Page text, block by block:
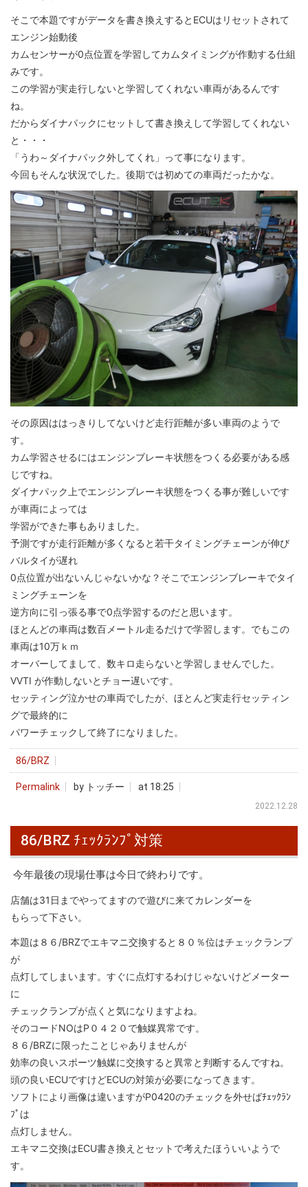
そこで本題ですがデータを書き換えするとECUはリセットされて
エンジン始動後
カムセンサーが0点位置を学習してカムタイミングが作動する仕組
みです。
この学習が実走行しないと学習してくれない車両があるんです
ね。
だからダイナパックにセットして書き換えして学習してくれない
と・・・
「うわ～ダイナパック外してくれ」って事になります。
今回もそんな状況でした。後期では初めての車両だったかな。
その原因ははっきりしてないけど走行距離が多い車両のようで
す。
カム学習させるにはエンジンブレーキ状態をつくる必要がある感
じですね。
ダイナパック上でエンジンブレーキ状態をつくる事が難しいです
が車両によっては
学習ができた事もありました。
予測ですが走行距離が多くなると若干タイミングチェーンが伸び
バルタイが遅れ
0点位置が出ないんじゃないかな？そこでエンジンブレーキでタイ
ミングチェーンを
逆方向に引っ張る事で0点学習するのだと思います。
ほとんどの車両は数百メートル走るだけで学習します。でもこの
車両は10万ｋｍ
オーバーしてまして、数キロ走らないと学習しませんでした。
VVTI が作動しないとチョー遅いです。
セッティング泣かせの車両でしたが、ほとんど実走行セッティン
グで最終的に
パワーチェックして終了になりました。
86/BRZ
Permalink by トッチー at 18:25
2022.12.28
86/BRZ ﾁｪｯｸﾗﾝﾌﾟ対策
今年最後の現場仕事は今日で終わりです。
店舗は31日までやってますので遊びに来てカレンダーを
もらって下さい。
本題は８６/BRZでエキマニ交換すると８０％位はチェックランプ
が
点灯してしまいます。すぐに点灯するわけじゃないけどメーター
に
チェックランプが点くと気になりますよね。
そのコードNOはP０４２０で触媒異常です。
８６/BRZに限ったことじゃありませんが
効率の良いスポーツ触媒に交換すると異常と判断するんですね。
頭の良いECUですけどECUの対策が必要になってきます。
ソフトにより画像は違いますがP0420のチェックを外せばﾁｪｯｸﾗﾝ
ﾌﾟは
点灯しません。
エキマニ交換はECU書き換えとセットで考えたほういいようで
す。